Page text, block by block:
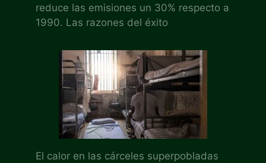
reduce las emisiones un 30% respecto a
1990. Las razones del éxito
El calor en las cárceles superpobladas